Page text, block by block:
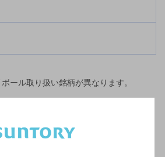
ール取り扱い銘柄が異なります。
関連ページ